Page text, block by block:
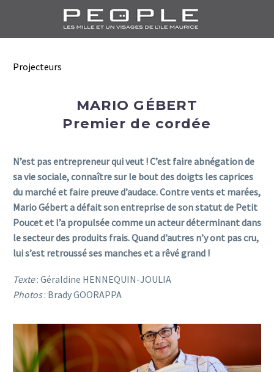
Projecteurs
MARIO GÉBERT
Premier de cordée
N’est pas entrepreneur qui veut ! C’est faire abnégation de
sa vie sociale, connaître sur le bout des doigts les caprices
du marché et faire preuve d’audace. Contre vents et marées,
Mario Gébert a défait son entreprise de son statut de Petit
Poucet et l’a propulsée comme un acteur déterminant dans
le secteur des produits frais. Quand d’autres n’y ont pas cru,
lui s’est retroussé ses manches et a rêvé grand !
Texte: Géraldine HENNEQUIN-JOULIA
Photos: Brady GOORAPPA